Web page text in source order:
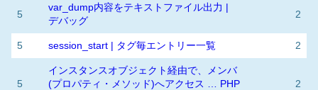
5
var_dump内容をテキストファイル出力 |
デバッグ
2
5 session_start | タグ毎エントリー一覧 2
5
インスタンスオブジェクト経由で、メンバ
(プロパティ・メソッド)へアクセス … PHP
2